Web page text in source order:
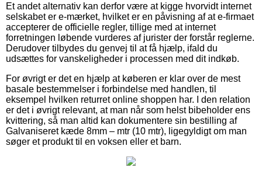
Et andet alternativ kan derfor være at kigge hvorvidt internet
selskabet er e-mærket, hvilket er en påvisning af at e-firmaet
accepterer de officielle regler, tillige med at internet
forretningen løbende vurderes af jurister der forstår reglerne.
Derudover tilbydes du genvej til at få hjælp, ifald du
udsættes for vanskeligheder i processen med dit indkøb.
For øvrigt er det en hjælp at køberen er klar over de mest
basale bestemmelser i forbindelse med handlen, til
eksempel hvilken returret online shoppen har. I den relation
er det i øvrigt relevant, at man når som helst bibeholder ens
kvittering, så man altid kan dokumentere sin bestilling af
Galvaniseret kæde 8mm – mtr (10 mtr), ligegyldigt om man
søger et produkt til en voksen eller et barn.